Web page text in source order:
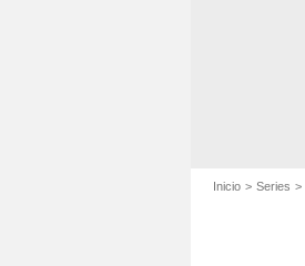
Inicio Series